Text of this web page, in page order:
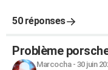
50 réponses
Problème
Marcocha- 30 juin